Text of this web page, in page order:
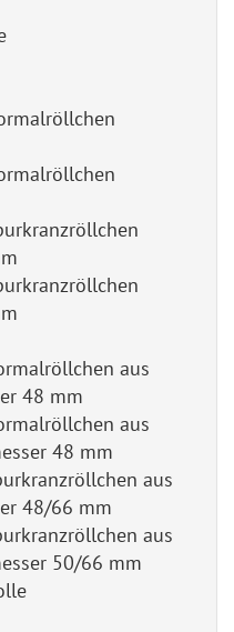
aus
48 mm
aus
48 mm
aus
48/66 mm
aus
50/66 mm